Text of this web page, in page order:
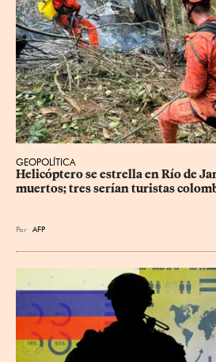
GEOPOLÍTICA
Helicóptero se estrella en Río de
muertos; tres serían turistas
Por AFP